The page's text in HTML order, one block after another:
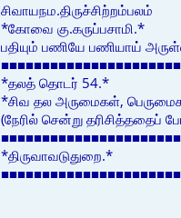
சிவாயநம.திருச்சிற்றம்பலம்
*கோவை கு.கருப்பசாமி.*
பதியும் பணியே பணியாய்
*தலத் தொடர் 54.*
*சிவ தல அருமைகள்,
(நேரில் சென்று தரிசித்ததைப்
*திருவாவடுதுறை.*